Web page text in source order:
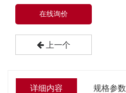
在线询价
上一个
详细内容 规格参数